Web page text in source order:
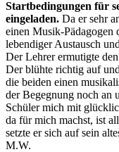
Startbedingungen für
eingeladen. Da er sehr
einen Musik-Pädagogen
lebendiger Austausch
Der Lehrer ermutigte
Der blühte richtig auf
die beiden einen
der Begegnung noch an
Schüler mich mit
da für mich machst, ist
setzte er sich auf sein
M.W.